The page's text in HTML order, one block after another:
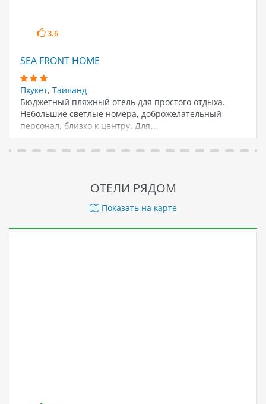
3.6
SEA FRONT HOME
Пхукет, Таиланд
Бюджетный пляжный отель для простого отдыха.
Небольшие светлые номера, доброжелательный
персонал, близко к центру. Для…
ОТЕЛИ РЯДОМ
Показать на карте